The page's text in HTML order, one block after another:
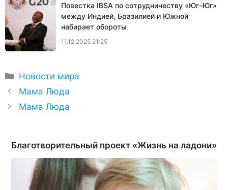
Повестка IBSA по сотрудничеству «Юг–Юг»
между Индией, Бразилией и Южной
набирает обороты
11.12.2025 21:25
Рубрики
Новости мира
Мама Люда
Мама Люда
Благотворительный проект «Жизнь на ладони»